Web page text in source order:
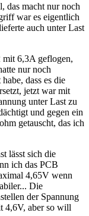
das macht nur noch
war es eigentlich
auch unter Last
mit 6,3A geflogen,
nur noch
dass es die
jetzt war mit
unter Last zu
und gegen ein
getauscht, das ich
lässt sich die
ich das PCB
4,65V wenn
Die
der Spannung
4,6V, aber so will